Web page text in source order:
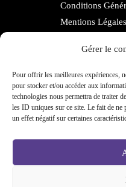
Gérer le
Pour offrir les meilleures expériences,
pour stocker et/ou accéder aux
technologies nous permettra de traiter
les ID uniques sur ce site. Le fait de ne
un effet négatif sur certaines
Conditions
Mentions Légales
Espace Auteurs
Copyright © 2026